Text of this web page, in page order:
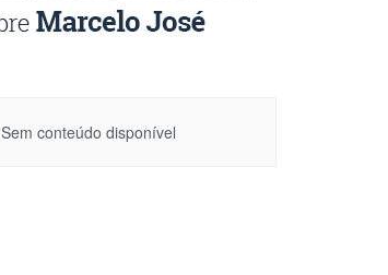
Sem conteúdo disponível